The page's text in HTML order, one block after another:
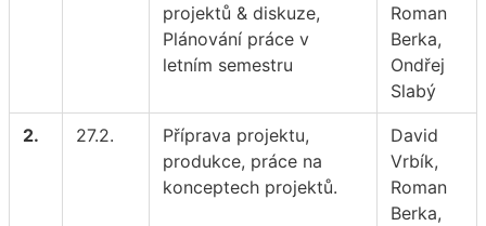
projektů & diskuze,
Plánování práce v
letním semestru
Roman
Berka,
Ondřej
Slabý
2. 27.2.
Příprava projektu,
produkce, práce na
konceptech projektů.
David
Vrbík,
Roman
Berka,